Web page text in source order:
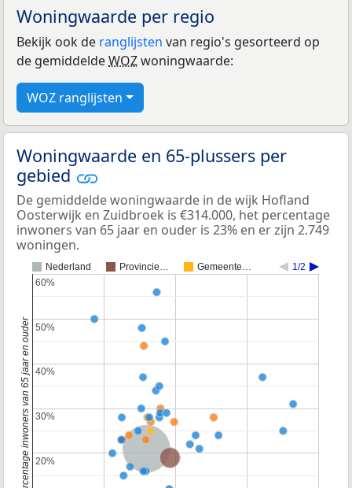
Woningwaarde per regio
Bekijk ook de ranglijsten van regio's gesorteerd op
de gemiddeldeWOZwoningwaarde:
WOZ ranglijsten
Woningwaarde en 65-plussers per
gebied
De gemiddelde woningwaarde in de wijk Hofland
Oosterwijk en Zuidbroek is €314.000, het percentage
inwoners van 65 jaar en ouder is 23% en er zijn 2.749
woningen.
Nederland Provincie… Gemeente… 1/2
Nederland
Provincie Noord-Holland
20%
20%
30%
30%
40%
40%
50%
50%
60%
60%
Percentage inwoners van 65 jaar en ouder